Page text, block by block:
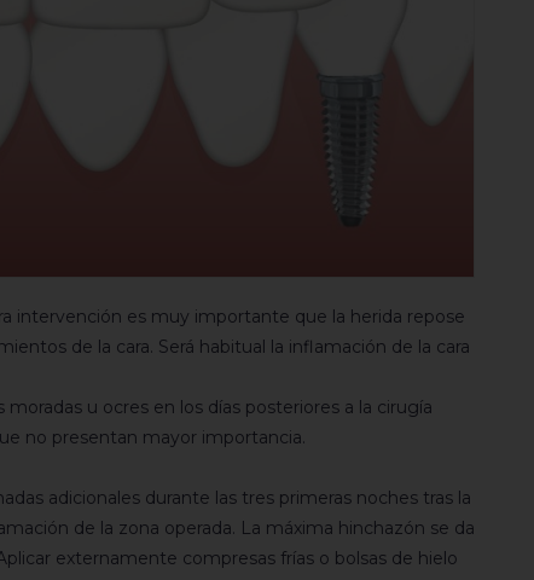
intervención es muy importante que la herida repose
de la cara. Será habitual la inflamación de la cara
u ocres en los días posteriores a la cirugía
no presentan mayor importancia.
adicionales durante las tres primeras noches tras la
de la zona operada. La máxima hinchazón se da
externamente compresas frías o bolsas de hielo